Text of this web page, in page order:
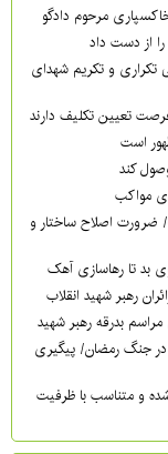
مرحوم دادگو
از دست داد
تکراری و تکریم شهدای
تعیین تکلیف دارند
است
کند
ضرورت اصلاح ساختار و
بد تا رهاسازی آهک
رهبر شهید انقلاب
بدرقه رهبر شهید
در جنگ رمضان/ پیگیری
و متناسب با ظرفیت